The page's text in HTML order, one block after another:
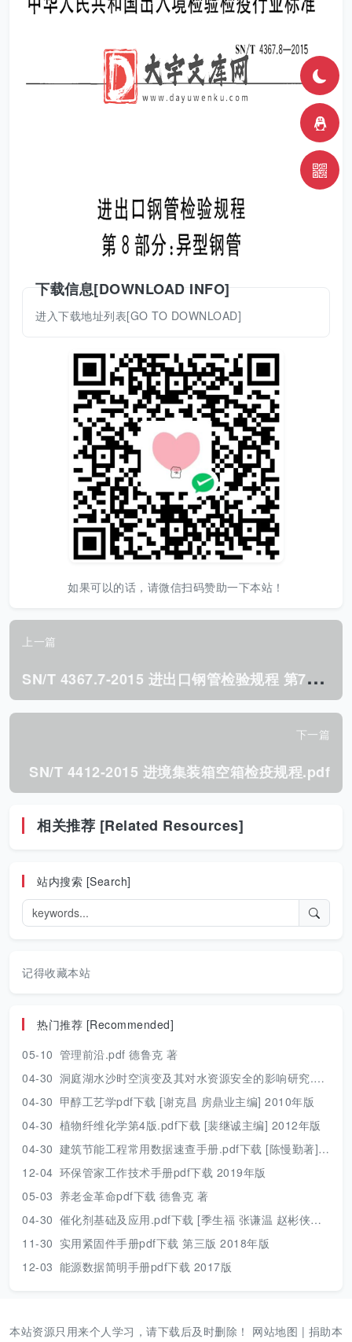
下载信息[DOWNLOAD INFO]
进入下载地址列表[GO TO DOWNLOAD]
如果可以的话，请微信扫码赞助一下本站！
上一篇
S
N/T 4367.7-2015 进出口钢管检验规程 第7部分:电线套管.pdf
下一篇
SN/T 4412-2015 进境集装箱空箱检疫规程.pdf
相关推荐 [Related Resources]
站内搜索 [Search]
记得收藏本站
热门推荐 [Recommended]
05-10 管理前沿.pdf 德鲁克 著
04-30 洞庭湖水沙时空演变及其对水资源安全的影响研究.pdf 胡光伟 著 2017年版
04-30 甲醇工艺学pdf下载 [谢克昌 房鼎业主编] 2010年版
04-30 植物纤维化学第4版.pdf下载 [裴继诚主编] 2012年版
04-30 建筑节能工程常用数据速查手册.pdf下载 [陈慢勤著] 2010年版
12-04 环保管家工作技术手册pdf下载 2019年版
05-03 养老金革命pdf下载 德鲁克 著
04-30 催化剂基础及应用.pdf下载 [季生福 张谦温 赵彬侠编] 2011年版
11-30 实用紧固件手册pdf下载 第三版 2018年版
12-03 能源数据简明手册pdf下载 2017版
本站资源只用来个人学习，请下载后及时删除！ 网站地图 | 捐助本